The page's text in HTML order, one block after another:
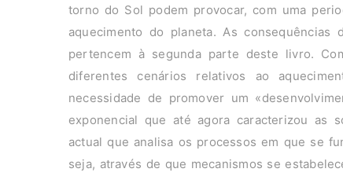
torno do Sol podem provocar, com uma
aquecimento do planeta. As
pertencem à segunda parte deste livro.
diferentes cenários relativos ao
necessidade de promover um
exponencial que até agora caracterizou as
actual que analisa os processos em que se
seja, através de que mecanismos se